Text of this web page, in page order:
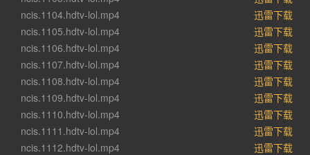
ncis.1104.hdtv-lol.mp4
迅雷下载
ncis.1105.hdtv-lol.mp4
迅雷下载
ncis.1106.hdtv-lol.mp4
迅雷下载
ncis.1107.hdtv-lol.mp4
迅雷下载
ncis.1108.hdtv-lol.mp4
迅雷下载
ncis.1109.hdtv-lol.mp4
迅雷下载
ncis.1110.hdtv-lol.mp4
迅雷下载
ncis.1111.hdtv-lol.mp4
迅雷下载
ncis.1112.hdtv-lol.mp4
迅雷下载